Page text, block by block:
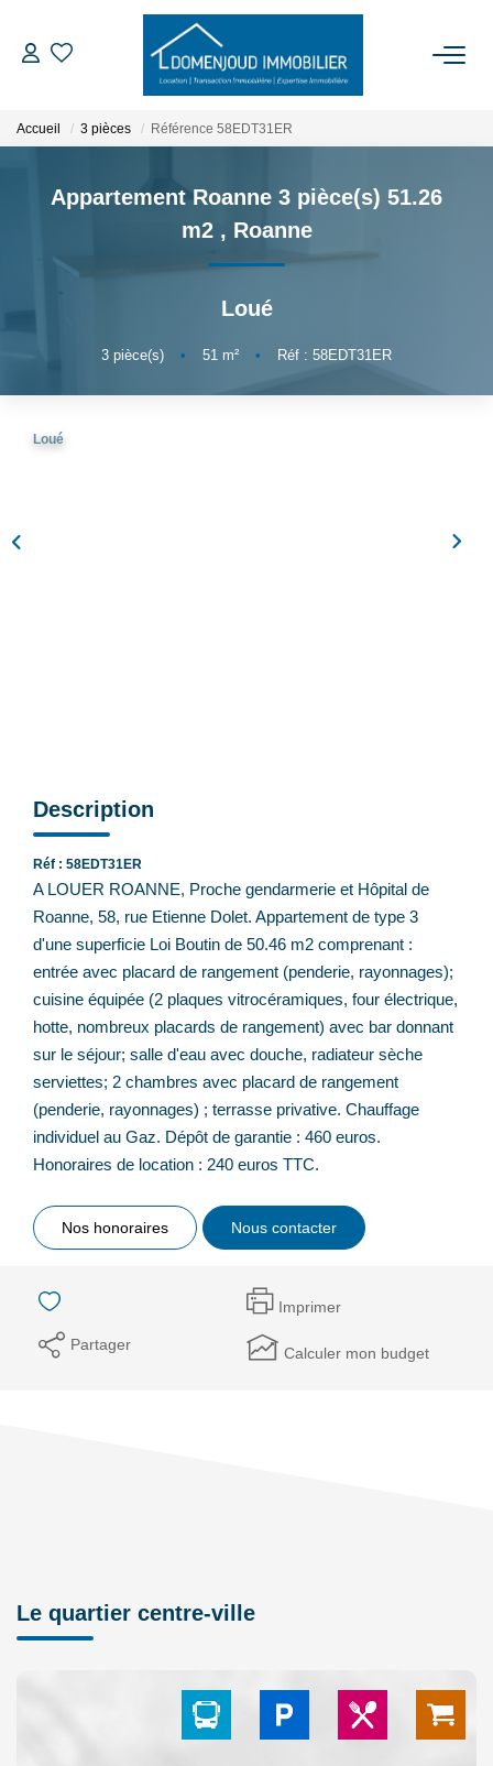
LOUER
EXPERTISER
Accueil 3 pièces Référence 58EDT31ER
Appartement Roanne 3 pièce(s) 51.26
m2 , Roanne
Loué
3 pièce(s) • 51 m² • Réf : 58EDT31ER
Loué
Description
Réf : 58EDT31ER
A LOUER ROANNE, Proche gendarmerie et Hôpital de
Roanne, 58, rue Etienne Dolet. Appartement de type 3
d'une superficie Loi Boutin de 50.46 m2 comprenant :
entrée avec placard de rangement (penderie, rayonnages);
cuisine équipée (2 plaques vitrocéramiques, four électrique,
hotte, nombreux placards de rangement) avec bar donnant
sur le séjour; salle d'eau avec douche, radiateur sèche
serviettes; 2 chambres avec placard de rangement
(penderie, rayonnages) ; terrasse privative. Chauffage
individuel au Gaz. Dépôt de garantie : 460 euros.
Honoraires de location : 240 euros TTC.
Nos honoraires Nous contacter
Imprimer
Partager Calculer mon budget
Le quartier centre-ville